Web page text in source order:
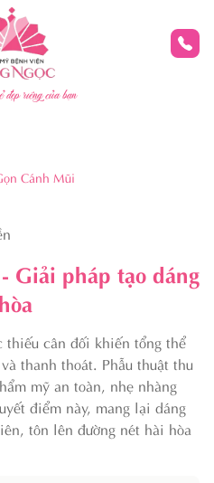
riêng của bạn
Cánh Mũi
Giải pháp tạo dáng
thiếu cân đối khiến tổng thể
thanh thoát. Phẫu thuật thu
mỹ an toàn, nhẹ nhàng
điểm này, mang lại dáng
tôn lên đường nét hài hòa